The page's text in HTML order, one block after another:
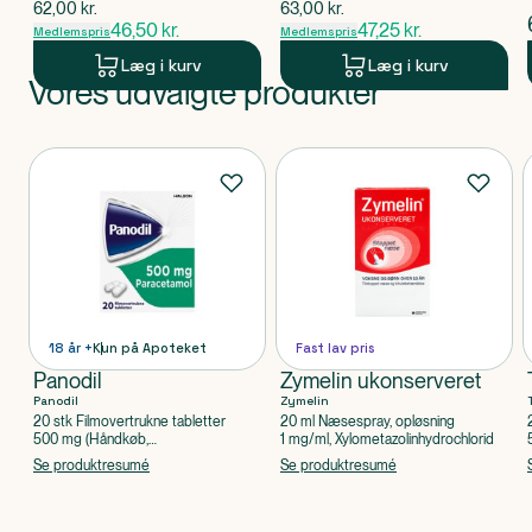
$gammel pris
62,00 kr.
Medlemspris46,50 kr.
Læg i kurv
$gammel pris
63,00 kr.
Medlemspris47,25 kr.
Læg i kurv
Produkt 1 af 0
Vores udvalgte produkter
Produkter
18 år +Kun på Apoteket
Panodil
Panodil
20 stk Filmovertrukne tabletter
500 mg (Håndkøb,
apoteksforbeholdt), Paracetamol
Se produktresumé
Fast lav pris
Zymelin ukonserveret
Zymelin
20 ml Næsespray, opløsning
1 mg/ml, Xylometazolinhydrochlorid
Se produktresumé